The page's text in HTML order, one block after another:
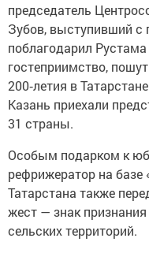
председатель
Зубов, выступивший с
поблагодарил
гостеприимство,
200‑летия в
Казань приехали
31 страны.
Особым подарком к
рефрижератор на
Татарстана также
жест — знак
сельских территорий.